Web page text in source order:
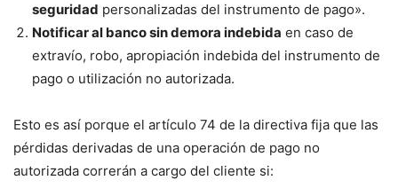
seguridad personalizadas del instrumento de pago».
Notificar al banco sin demora indebida en caso de
extravío, robo, apropiación indebida del instrumento de
pago o utilización no autorizada.
Esto es así porque el artículo 74 de la directiva fija que las
pérdidas derivadas de una operación de pago no
autorizada correrán a cargo del cliente si: